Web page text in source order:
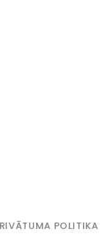
POLITIKA